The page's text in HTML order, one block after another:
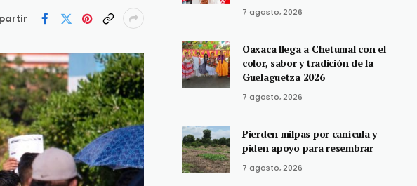
7 agosto, 2026
Oaxaca llega a Chetumal con el
color, sabor y tradición de la
Guelaguetza 2026
7 agosto, 2026
Pierden milpas por canícula y
piden apoyo para resembrar
7 agosto, 2026